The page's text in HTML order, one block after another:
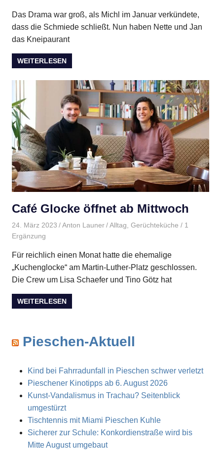
Das Drama war groß, als Michl im Januar verkündete,
dass die Schmiede schließt. Nun haben Nette und Jan
das Kneipaurant
WEITERLESEN
Café Glocke öffnet ab Mittwoch
24. März 2023 Anton Launer Alltag Gerüchteküche / 1
Ergänzung
Für reichlich einen Monat hatte die ehemalige
„Kuchenglocke“ am Martin-Luther-Platz geschlossen.
Die Crew um Lisa Schaefer und Tino Götz hat
WEITERLESEN
Pieschen-Aktuell
Kind bei Fahrradunfall in Pieschen schwer verletzt
Pieschener Kinotipps ab 6. August 2026
Kunst-Vandalismus in Trachau? Seitenblick
umgestürzt
Tischtennis mit Miami Pieschen Kuhle
Sicherer zur Schule: Konkordienstraße wird bis
Mitte August umgebaut